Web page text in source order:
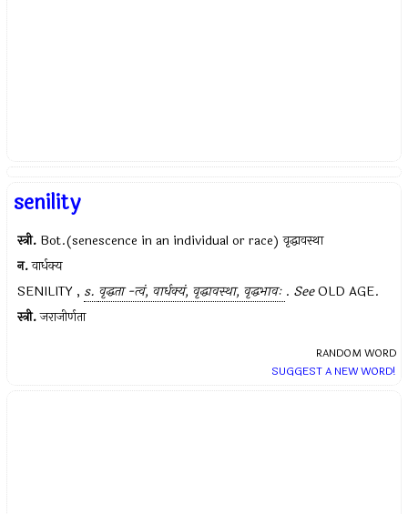
senility
स्त्री. Bot.(senescence in an individual or race) वृद्धावस्था
न. वार्धक्य
SENILITY , s. वृद्धता -त्वं, वार्धक्यं, वृद्धावस्था, वृद्धभावः . SeeOLD AGE.
स्त्री. जराजीर्णता
RANDOM WORD
SUGGEST A NEW WORD!